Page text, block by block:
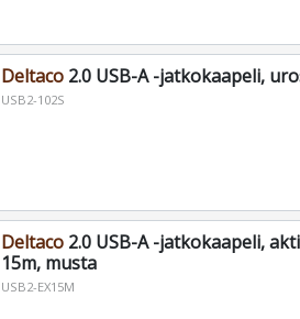
Deltaco2.0 USB-A -jatkokaapeli,
USB2-102S
Deltaco2.0 USB-A -jatkokaapeli,
15m, musta
USB2-EX15M